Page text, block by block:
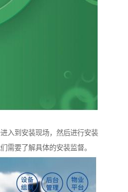
入到安装现场，然后进行安装
需要了解具体的安装监督。